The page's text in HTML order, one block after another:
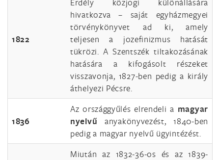
1822
hivatkozva – saját egyházmegyei
törvénykönyvet ad ki, amely
teljesen a jozefinizmus hatását
tükrözi. A Szentszék tiltakozásának
hatására a kifogásolt részeket
visszavonja, 1827-ben pedig a király
áthelyezi Pécsre.
1836
Az országgyűlés elrendeli a magyar
nyelvű anyakönyvezést, 1840-ben
pedig a magyar nyelvű ügyintézést.
Miután az 1832-36-os és az 1839-